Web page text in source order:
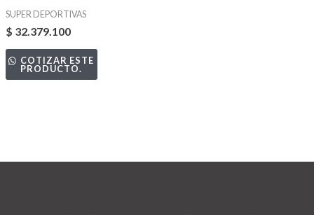
SUPER DEPORTIVAS
$ 32.379.100
COTIZAR ESTE
PRODUCTO.